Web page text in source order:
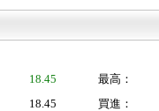
18.45
最高：
18.45
買進：